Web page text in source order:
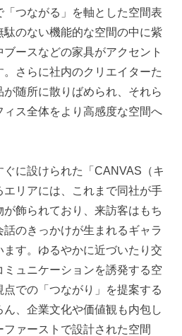
「つながる」を軸とした空間表
のない機能的な空間の中に紫
ースなどの家具がアクセント
さらに社内のクリエイターた
随所に散りばめられ、それら
ス全体をより高感度な空間へ
に設けられた「CANVAS（キ
エリアには、これまで同社が手
飾られており、来訪客はもち
のきっかけが生まれるギャラ
ます。ゆるやかに近づいたり交
ュニケーションを誘発する空
での「つながり」を提案する
、企業文化や価値観も内包し
ァーストで設計された空間